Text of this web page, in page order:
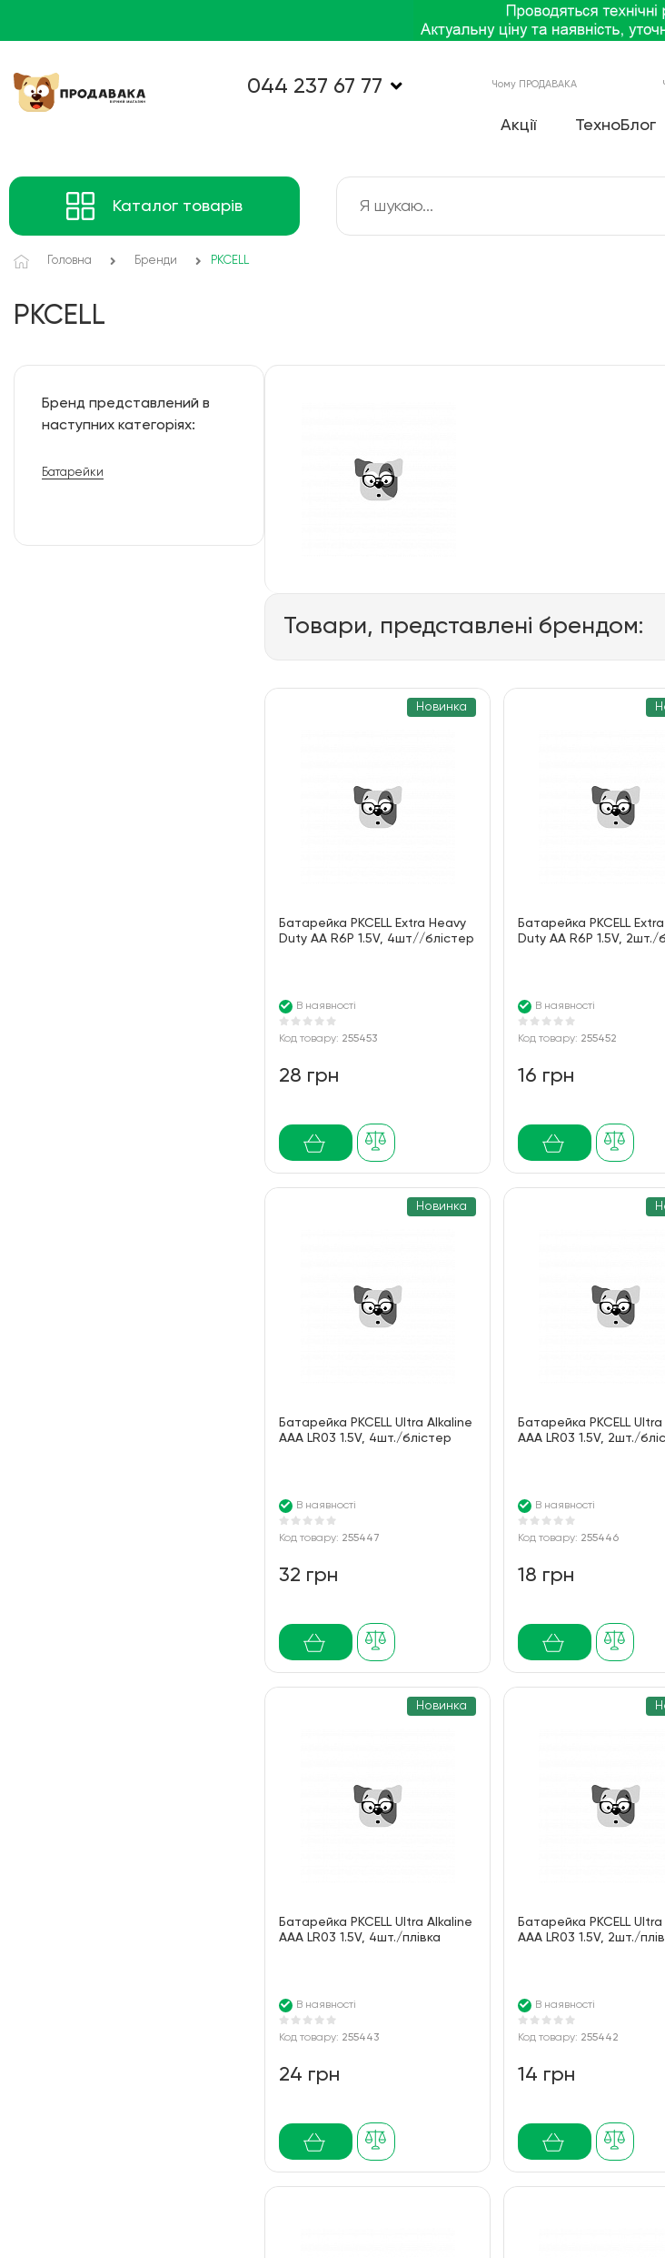
044 237 67 77 Чому ПРОДАВАКА
Акції ТехноБлог
Каталог товарів
Головна Бренди PKCELL
PKCELL
Бренд представлений в
наступних категоріях:
Батарейки
Товари, представлені брендом:
Новинка
Батарейка PKCELL Extra Heavy
Duty AA R6P 1.5V, 4шт//блістер
В наявності
Код товару: 255453
28 грн
Батарейка PKCELL
Duty AA R6P 1.5V, 2шт./
В наявності
Код товару: 255452
16 грн
Новинка
Батарейка PKCELL Ultra Alkaline
AAA LR03 1.5V, 4шт./блістер
В наявності
Код товару: 255447
32 грн
Батарейка PKCELL
AAA LR03 1.5V, 2шт./
В наявності
Код товару: 255446
18 грн
Новинка
Батарейка PKCELL Ultra Alkaline
AAA LR03 1.5V, 4шт./плівка
В наявності
Код товару: 255443
24 грн
Батарейка PKCELL
AAA LR03 1.5V, 2шт./
В наявності
Код товару: 255442
14 грн